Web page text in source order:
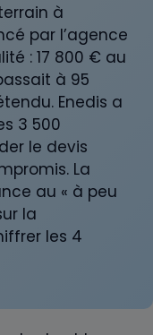
à
par l’agence
: 17 800 € au
à 95
Enedis a
3 500
le devis
La
au « à peu
la
les 4